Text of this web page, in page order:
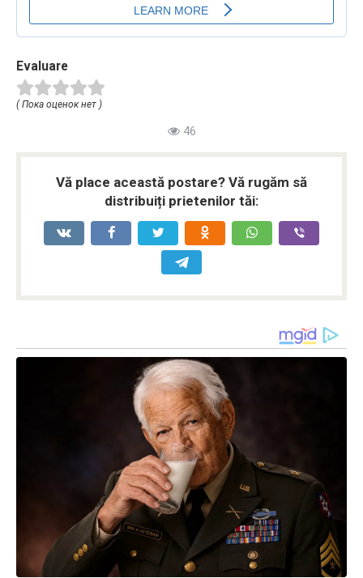
Evaluare
( Пока оценок нет )
46
Vă place această postare? Vă rugăm să
distribuiți prietenilor tăi: